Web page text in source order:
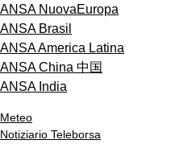
ANSA NuovaEuropa
ANSA Brasil
ANSA America Latina
ANSA China 中国
ANSA India
Meteo
Notiziario Teleborsa